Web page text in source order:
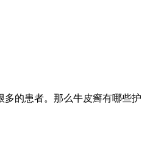
的患者。那么牛皮癣有哪些护